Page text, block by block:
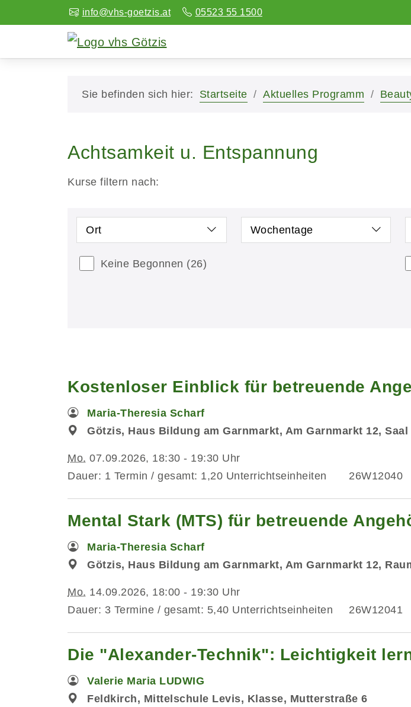
info@vhs-goetzis.at 05523 55 1500
Sie befinden sich hier: Startseite Aktuelles Programm
Achtsamkeit u. Entspannung
Kurse filtern nach:
Ort Wochentage
Keine Begonnen (26)
Kostenloser Einblick für betreuende
Maria-Theresia Scharf
Götzis, Haus Bildung am Garnmarkt, Am Garnmarkt 12, Saal
Mo. 07.09.2026, 18:30 - 19:30 Uhr
Dauer: 1 Termin / gesamt: 1,20 Unterrichtseinheiten
26W12040
Mental Stark (MTS) für betreuende
Maria-Theresia Scharf
Götzis, Haus Bildung am Garnmarkt, Am Garnmarkt 12,
Mo. 14.09.2026, 18:00 - 19:30 Uhr
Dauer: 3 Termine / gesamt: 5,40 Unterrichtseinheiten
26W12041
Die "Alexander-Technik": Leichtigkeit
Valerie Maria LUDWIG
Feldkirch, Mittelschule Levis, Klasse, Mutterstraße 6